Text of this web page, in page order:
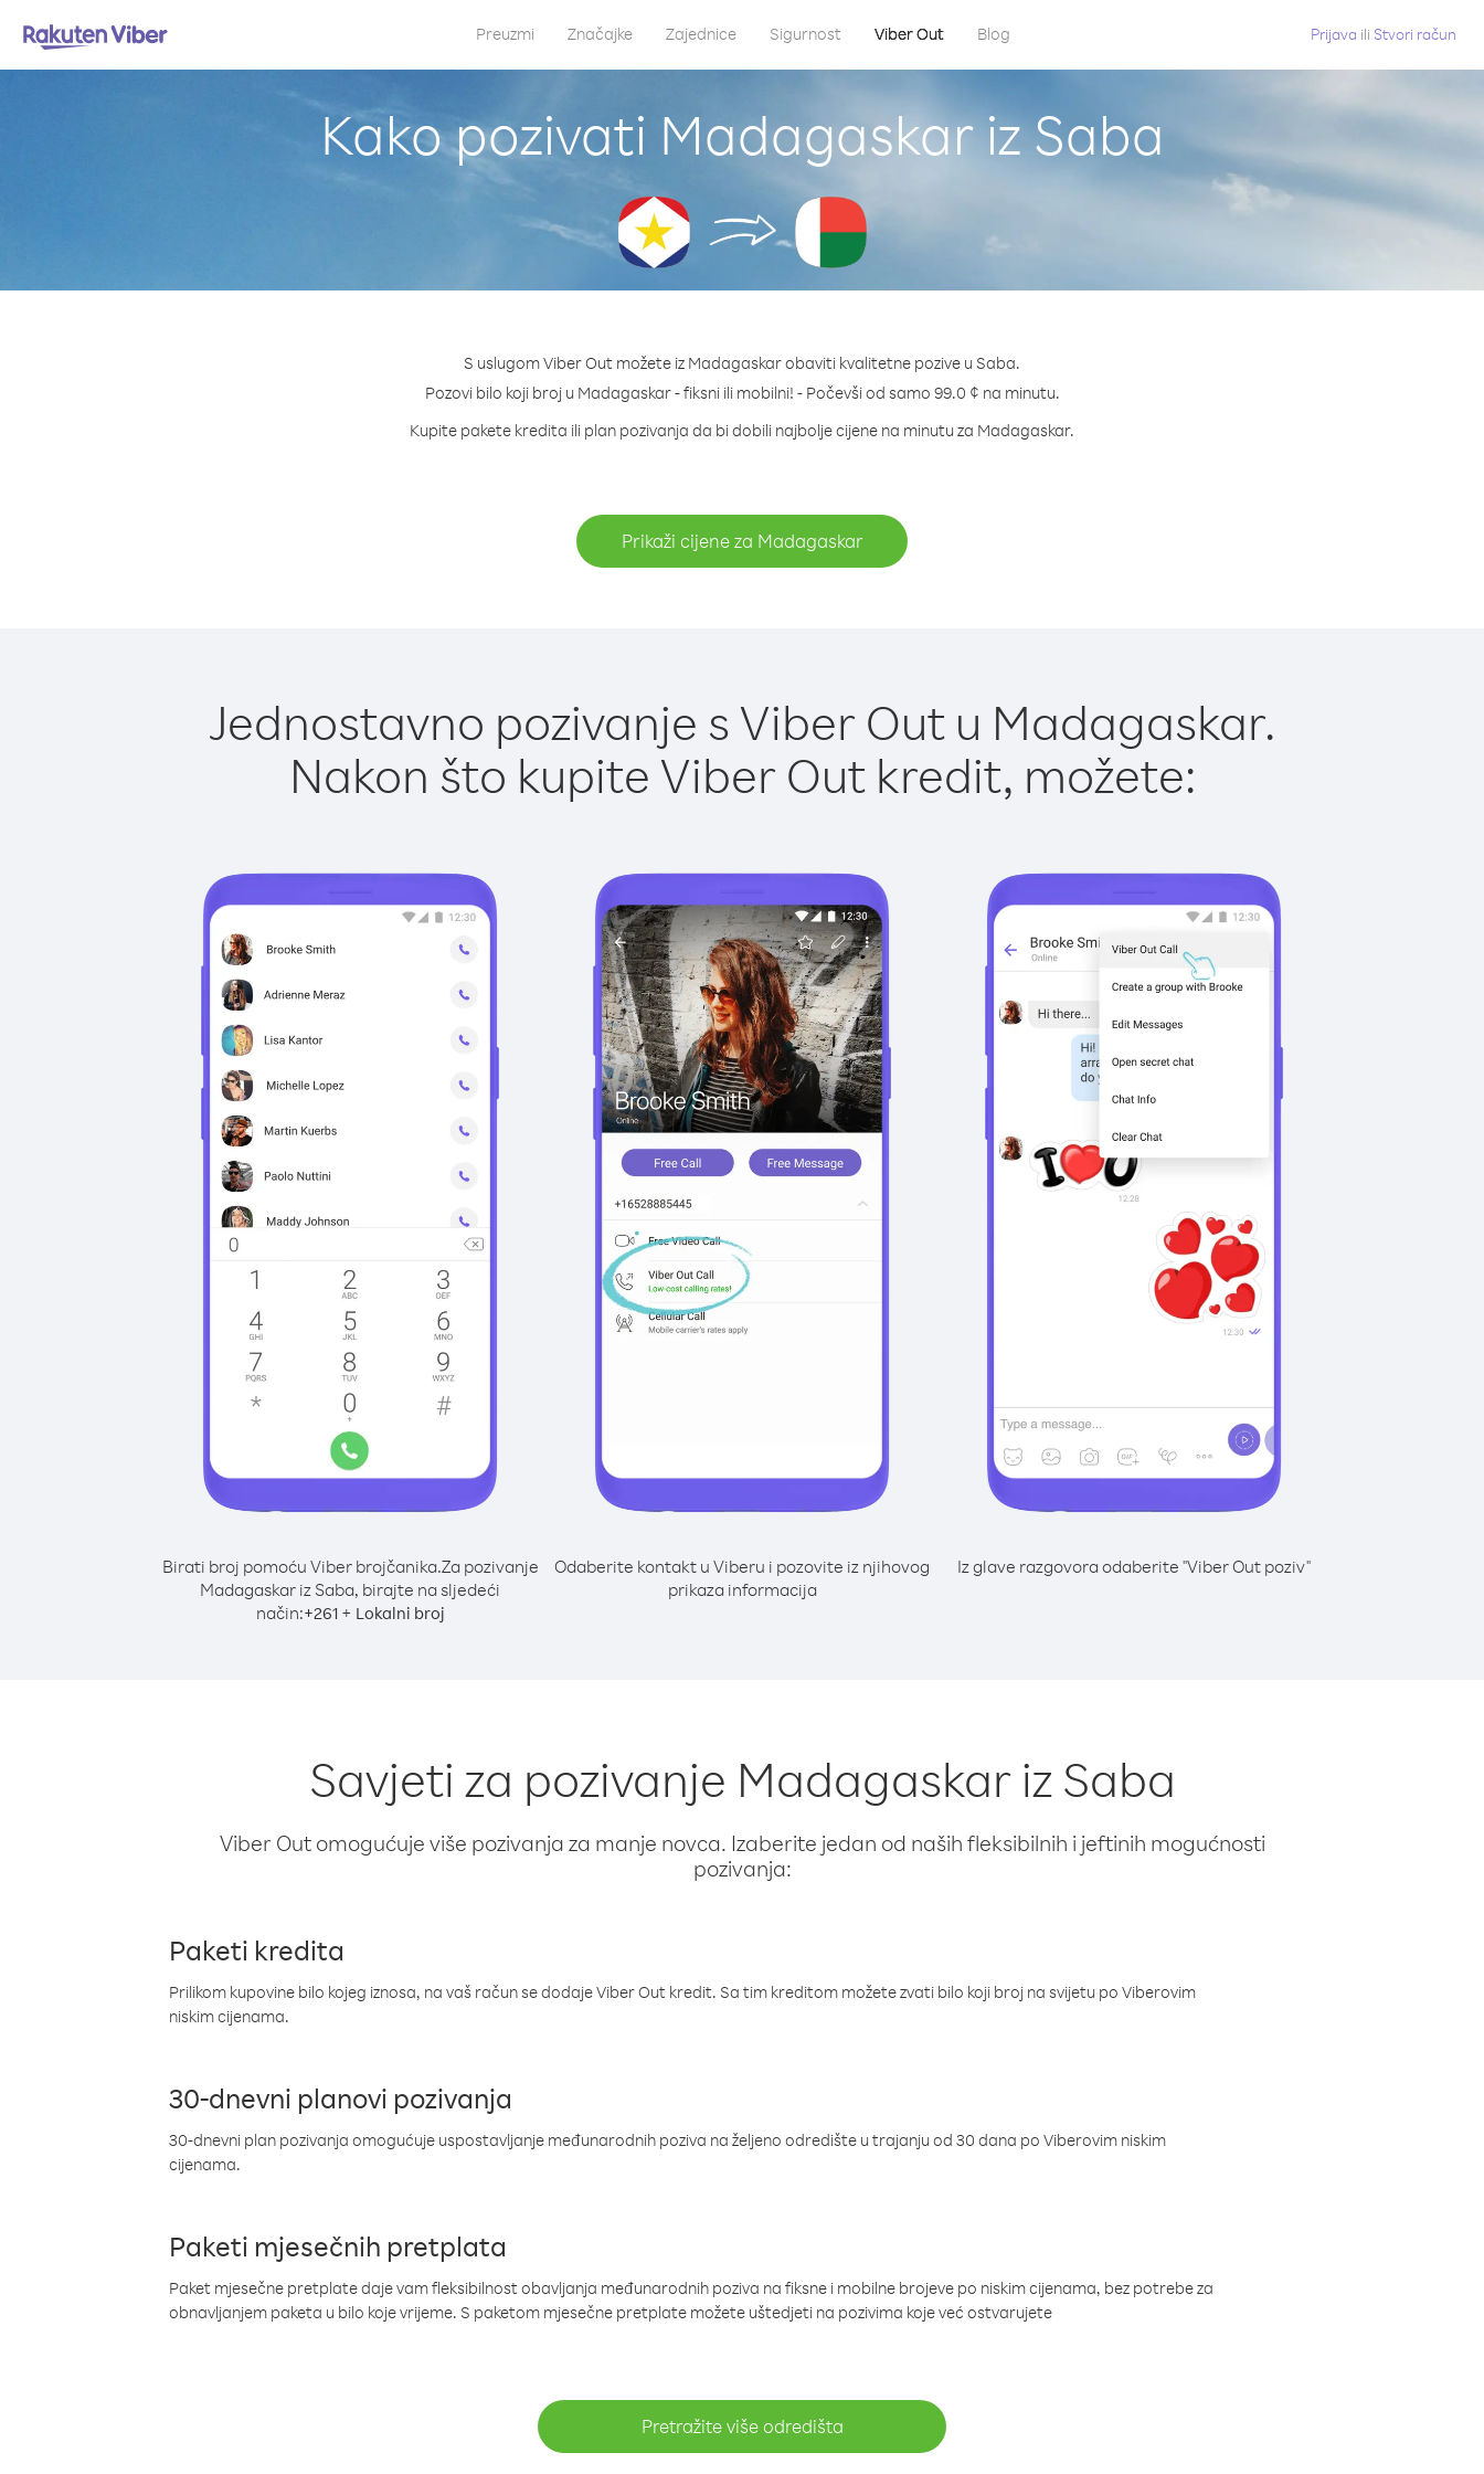
Preuzmi Značajke Zajednice Sigurnost Viber Out Blog Prijava ili Stvori račun
Kako pozivati Madagaskar iz Saba
S uslugom Viber Out možete iz Madagaskar obaviti kvalitetne pozive u Saba.
Pozovi bilo koji broj u Madagaskar - fiksni ili mobilni! - Počevši od samo 99.0 ¢ na minutu.
Kupite pakete kredita ili plan pozivanja da bi dobili najbolje cijene na minutu za Madagaskar.
Prikaži cijene za Madagaskar
Jednostavno pozivanje s Viber Out u Madagaskar.
Nakon što kupite Viber Out kredit, možete:
Birati broj pomoću Viber brojčanika.Za pozivanje
Madagaskar iz Saba, birajte na sljedeći
način:+261+ Lokalni broj
Odaberite kontakt u Viberu i pozovite iz njihovog
prikaza informacija
Iz glave razgovora odaberite "Viber Out poziv"
Savjeti za pozivanje Madagaskar iz Saba
Viber Out omogućuje više pozivanja za manje novca. Izaberite jedan od naših fleksibilnih i jeftinih mogućnosti
pozivanja:
Paketi kredita
Prilikom kupovine bilo kojeg iznosa, na vaš račun se dodaje Viber Out kredit. Sa tim kreditom možete zvati bilo koji broj na svijetu po Viberovim
niskim cijenama.
30-dnevni planovi pozivanja
30-dnevni plan pozivanja omogućuje uspostavljanje međunarodnih poziva na željeno odredište u trajanju od 30 dana po Viberovim niskim
cijenama.
Paketi mjesečnih pretplata
Paket mjesečne pretplate daje vam fleksibilnost obavljanja međunarodnih poziva na fiksne i mobilne brojeve po niskim cijenama, bez potrebe za
obnavljanjem paketa u bilo koje vrijeme. S paketom mjesečne pretplate možete uštedjeti na pozivima koje već ostvarujete
Pretražite više odredišta